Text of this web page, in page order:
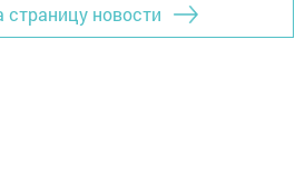
страницу новости